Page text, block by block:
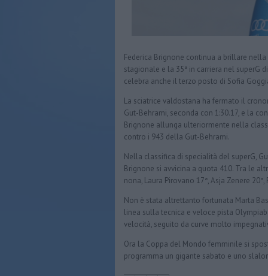
Federica Brignone continua a brillare
stagionale e la 35ª in carriera nel superG
celebra anche il terzo posto di Sofia
La sciatrice valdostana ha fermato il
Gut-Behrami, seconda con 1:30.17, e la
Brignone allunga ulteriormente nella
contro i 943 della Gut-Behrami.
Nella classifica di specialità del superG,
Brignone si avvicina a quota 410. Tra le
nona, Laura Pirovano 17ª, Asja Zenere
Non è stata altrettanto fortunata Marta
linea sulla tecnica e veloce pista
velocità, seguito da curve molto
Ora la Coppa del Mondo femminile si
programma un gigante sabato e uno